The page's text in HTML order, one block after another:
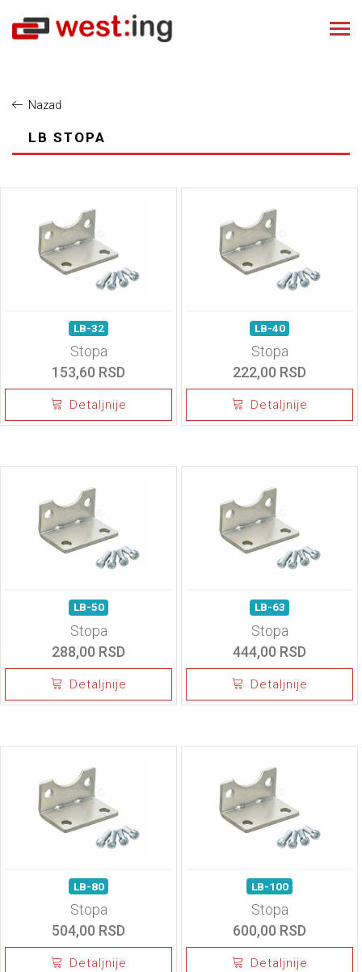
Nazad
LB STOPA
LB-32
Stopa
153,60 RSD
Detaljnije
LB-40
Stopa
222,00 RSD
Detaljnije
LB-50
Stopa
288,00 RSD
Detaljnije
LB-63
Stopa
444,00 RSD
Detaljnije
LB-80
Stopa
504,00 RSD
Detaljnije
LB-100
Stopa
600,00 RSD
Detaljnije